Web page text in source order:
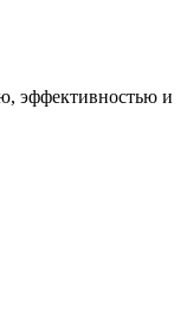
эффективностью и